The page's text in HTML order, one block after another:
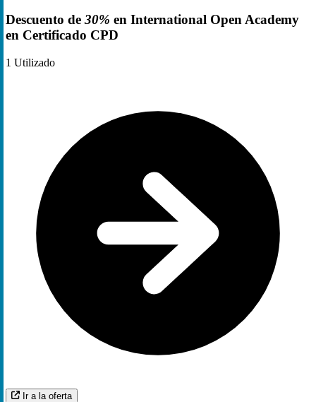
Descuento de 30% en International Open Academy
en Certificado CPD
1 Utilizado
Ir a la oferta